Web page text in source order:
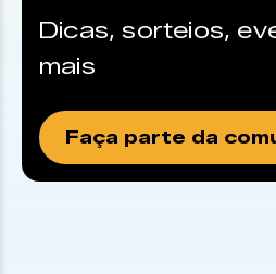
Dicas, sorteios,
mais
Faça parte da